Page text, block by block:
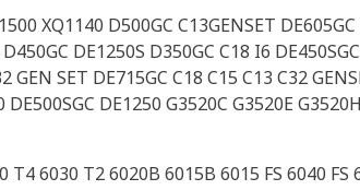
XQ1140 D500GC C13GENSET
DE1250S D350GC C18 I6
GEN SET DE715GC C18 C15 C13 C32
DE500SGC DE1250 G3520C G3520E
T4 6030 T2 6020B 6015B 6015 FS 6040 FS